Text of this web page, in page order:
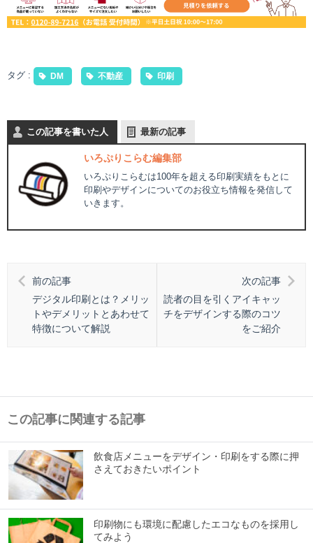
タグ : DM 不動産 印刷
この記事を書いた人 最新の記事
いろぷりこらむ編集部
いろぷりこらむは100年を超える印刷実績をもとに
印刷やデザインについてのお役立ち情報を発信して
いきます。
前の記事
デジタル印刷とは？メリッ
トやデメリットとあわせて
特徴について解説
次の記事
読者の目を引くアイキャッ
チをデザインする際のコツ
をご紹介
この記事に関連する記事
飲食店メニューをデザイン・印刷をする際に押
さえておきたいポイント
印刷物にも環境に配慮したエコなものを採用し
てみよう